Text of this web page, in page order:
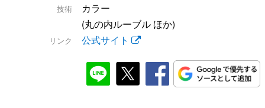
技術
カラー
(丸の内ルーブル ほか)
リンク 公式サイト